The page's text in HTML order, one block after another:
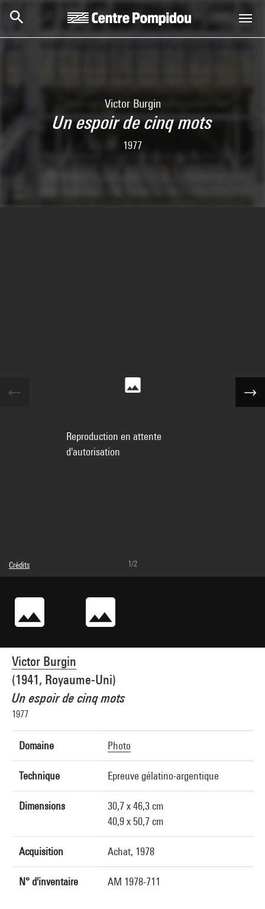
Victor Burgin
Un espoir de cinq mots
1977
Victor Burgin
(1941, Royaume-Uni)
Un espoir de cinq mots
1977
Domaine Photo
Technique Epreuve gélatino-argentique
Dimensions
30,7 x 46,3 cm
40,9 x 50,7 cm
Acquisition Achat, 1978
N° d'inventaire AM 1978-711
Reproduction en attente
d'autorisation
Crédits
© Victor Burgin
GrandPalaisRmn
Réf. image : 4N82704
Diffusion image :
GrandPalaisRmnPhoto
1/2